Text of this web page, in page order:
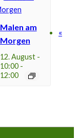
Malen am
Morgen
12. August -
10:00-
12:00
«